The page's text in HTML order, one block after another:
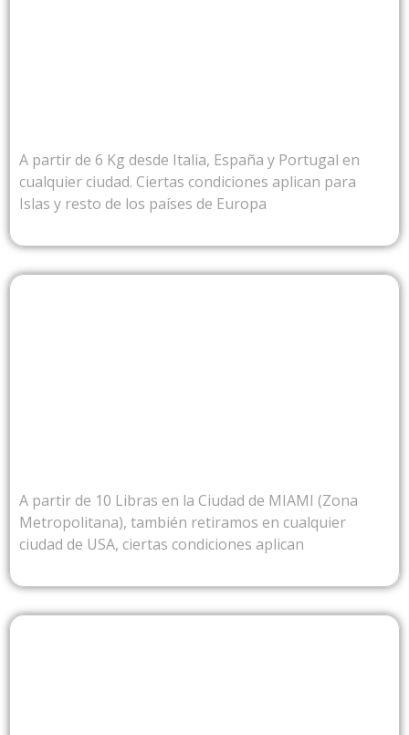
A partir de 6 Kg desde Italia, España y Portugal en
cualquier ciudad. Ciertas condiciones aplican para
Islas y resto de los países de Europa
A partir de 10 Libras en la Ciudad de MIAMI (Zona
Metropolitana), también retiramos en cualquier
ciudad de USA, ciertas condiciones aplican